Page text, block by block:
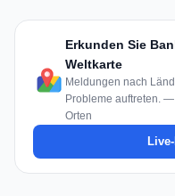
Erkunden Sie
Weltkarte
Meldungen nach
Probleme auftreten.
Orten